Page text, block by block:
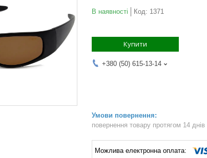
В наявності Код: 1371
Купити
+380 (50) 615-13-14
повернення товару протягом 14 днів